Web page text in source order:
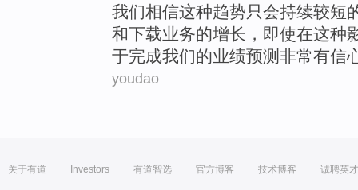
我们相信这种趋势只会持续较短
和下载业务的增长 ， 即使在这种
于完成我们的业绩预测 非常有信
youdao
关于有道 Investors 有道智选 官方博客 技术博客 诚聘英才